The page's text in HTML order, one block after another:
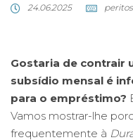
24.06.2025
Gostaria de contrair
subsídio mensal é
para o empréstimo?
Vamos mostrar-lhe
frequentemente à